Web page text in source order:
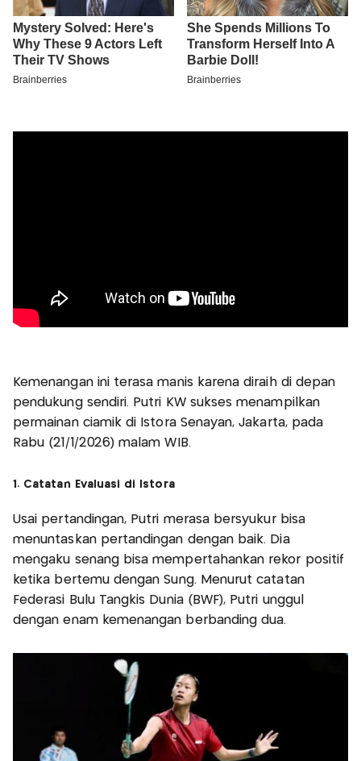
Kemenangan ini terasa manis karena diraih di depan
pendukung sendiri. Putri KW sukses menampilkan
permainan ciamik di Istora Senayan, Jakarta, pada
Rabu (21/1/2026) malam WIB.
1. Catatan Evaluasi di Istora
Usai pertandingan, Putri merasa bersyukur bisa
menuntaskan pertandingan dengan baik. Dia
mengaku senang bisa mempertahankan rekor positif
ketika bertemu dengan Sung. Menurut catatan
Federasi Bulu Tangkis Dunia (BWF), Putri unggul
dengan enam kemenangan berbanding dua.